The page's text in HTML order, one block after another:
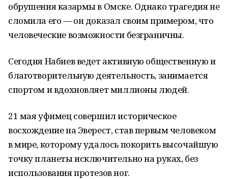
обрушения казармы в Омске. Однако трагедия не
сломила его — он доказал своим примером, что
человеческие возможности безграничны.
Сегодня Набиев ведет активную общественную и
благотворительную деятельность, занимается
спортом и вдохновляет миллионы людей.
21 мая уфимец совершил историческое
восхождение на Эверест, став первым человеком
в мире, которому удалось покорить высочайшую
точку планеты исключительно на руках, без
использования протезов ног.